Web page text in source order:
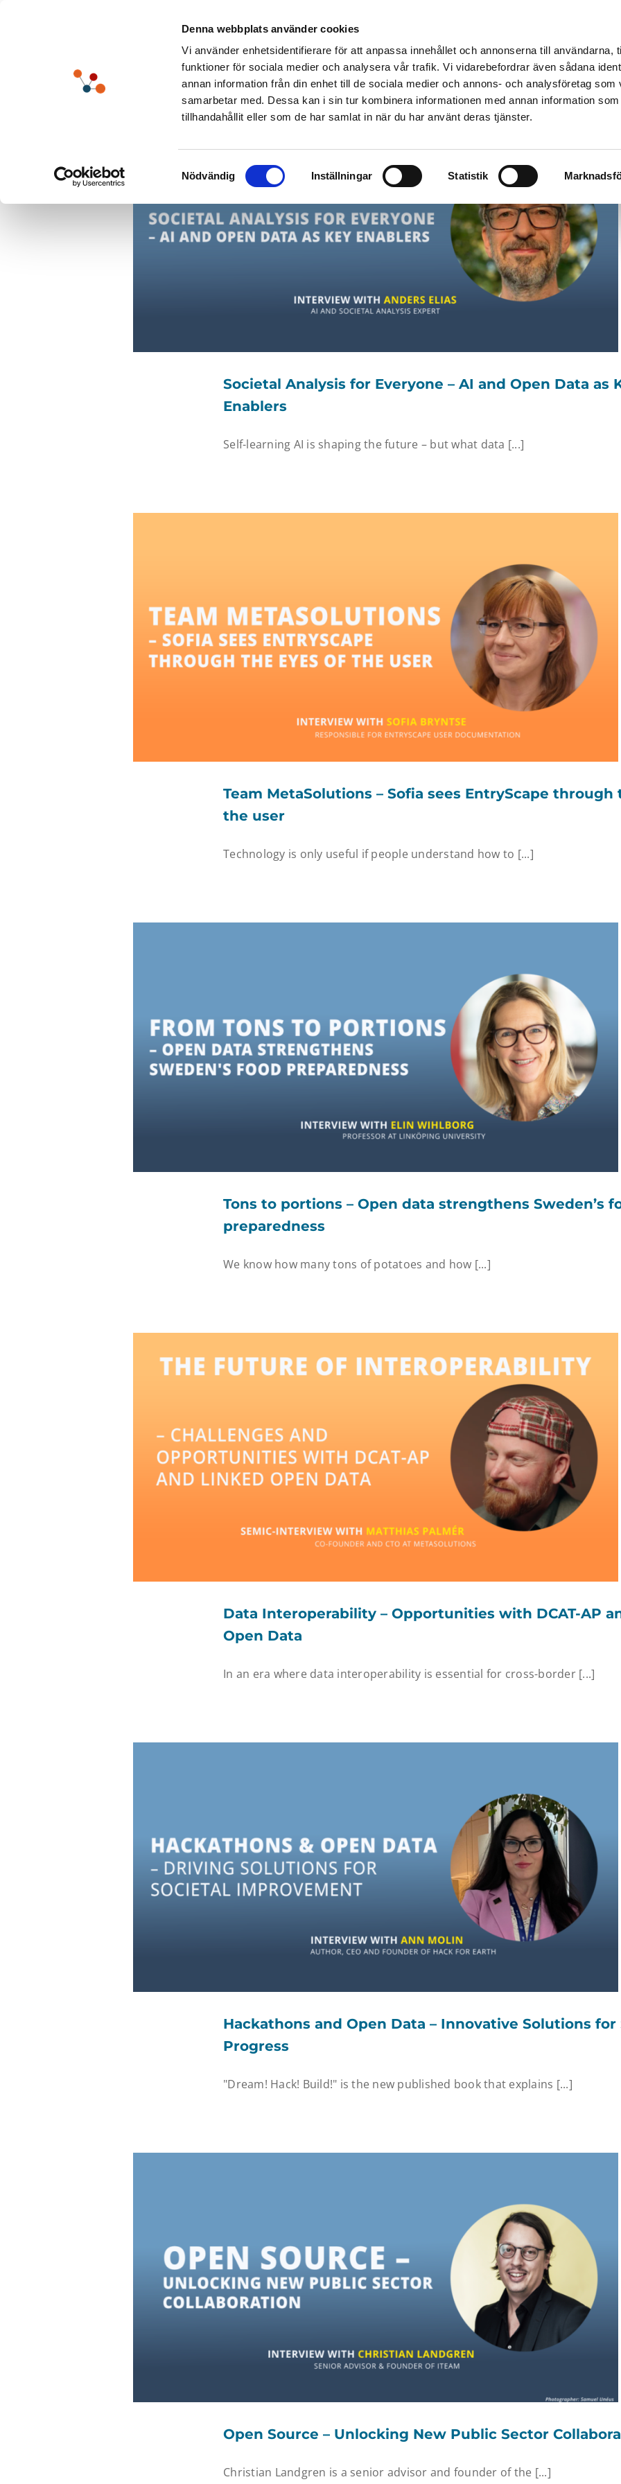
Denna webbplats använder cookies
Vi använder enhetsidentifierare för att anpassa innehållet och annonserna till användarna,
funktioner för sociala medier och analysera vår trafik. Vi vidarebefordrar även sådana
annan information från din enhet till de sociala medier och annons- och analysföretag som
samarbetar med. Dessa kan i sin tur kombinera informationen med annan information
tillhandahållit eller som de har samlat in när du har använt deras tjänster.
Samtyckesval
Nödvändig Inställningar Statistik
Solutions Products Pricing Resources
Societal Analysis for Everyone – AI and Open Data as
Enablers
Self-learning AI is shaping the future – but what data [...]
Team MetaSolutions – Sofia sees EntryScape through
the user
Technology is only useful if people understand how to [...]
Tons to portions – Open data strengthens Sweden’s
preparedness
We know how many tons of potatoes and how [...]
Data Interoperability – Opportunities with DCAT-AP
Open Data
In an era where data interoperability is essential for cross-border [...]
Hackathons and Open Data – Innovative Solutions for
Progress
"Dream! Hack! Build!" is the new published book that explains [...]
Open Source – Unlocking New Public Sector
Christian Landgren is a senior advisor and founder of the [...]